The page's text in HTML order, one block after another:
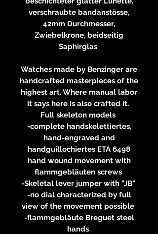
verschraubte bandanstösse,
42mm Durchmesser,
Zwiebelkrone, beidseitig
Saphirglas
Watches made by Benzinger are
handcrafted masterpieces of the
highest art. Where manual labor
it says here is also crafted it.
Full skeleton models
-complete handskelettiertes,
hand-engraved and
handguillochiertes ETA 6498
hand wound movement with
flammgebläuten screws
-Skeletal lever jumper with "JB"
-no dial characterized by full
view of the movement possible
-flammgebläute Breguet steel
hands